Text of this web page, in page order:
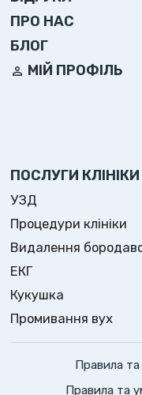
ПРО НАС
БЛОГ
МІЙ ПРОФІЛЬ
ПОСЛУГИ КЛІНІКИ
УЗД
Процедури клініки
Видалення
ЕКГ
Кукушка
Промивання вух
Правила
Правила та